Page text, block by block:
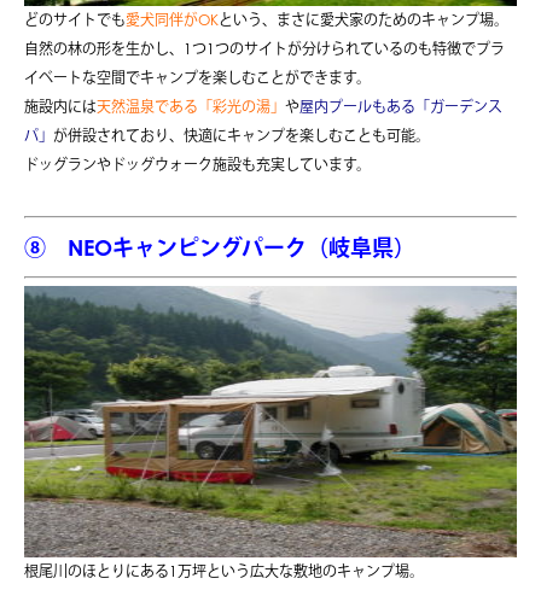
どのサイトでも愛犬同伴がOKという、まさに愛犬家のためのキャンプ場。
自然の林の形を生かし、1つ1つのサイトが分けられているのも特徴でプラ
イベートな空間でキャンプを楽しむことができます。
施設内には天然温泉である「彩光の湯」 や屋内プールもある「ガーデンス
パ」 が併設されており、快適にキャンプを楽しむことも可能。
ドッグランやドッグウォーク施設も充実しています。
⑧ NEOキャンピングパーク（岐阜県）
根尾川のほとりにある1万坪という広大な敷地のキャンプ場。